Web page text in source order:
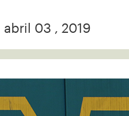
| abril 03 , 2019